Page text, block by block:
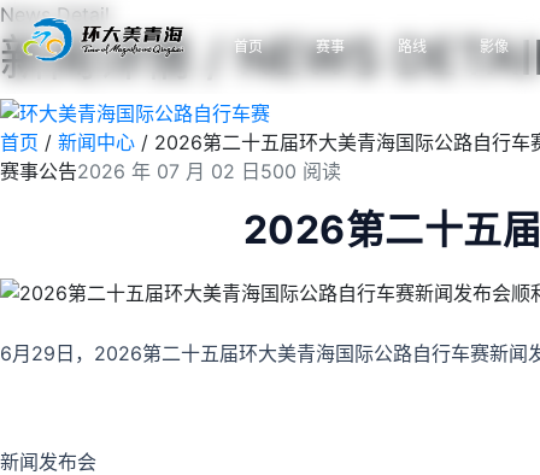
首页 赛事 路线 影像
News Detail
新闻详情 / NEWS
首页 / 新闻中心 / 2026第二十五届环大美青海国际公路自行车
赛事公告2026 年 07 月 02 日500 阅读
2026第二十五
6月29日，2026第二十五届环大美青海国际公路自行车赛新
新闻发布会